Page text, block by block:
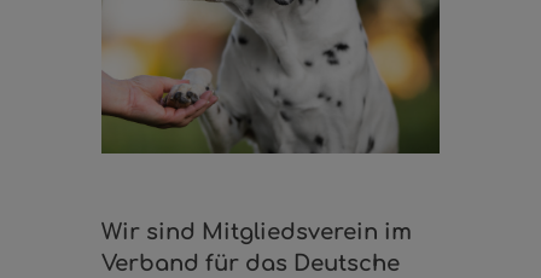
Wir sind Mitgliedsverein im
Verband für das Deutsche